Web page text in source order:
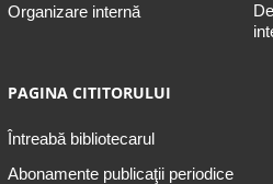
Organizare internă
PAGINA CITITORULUI
Întreabă bibliotecarul
Abonamente publicaţii periodice